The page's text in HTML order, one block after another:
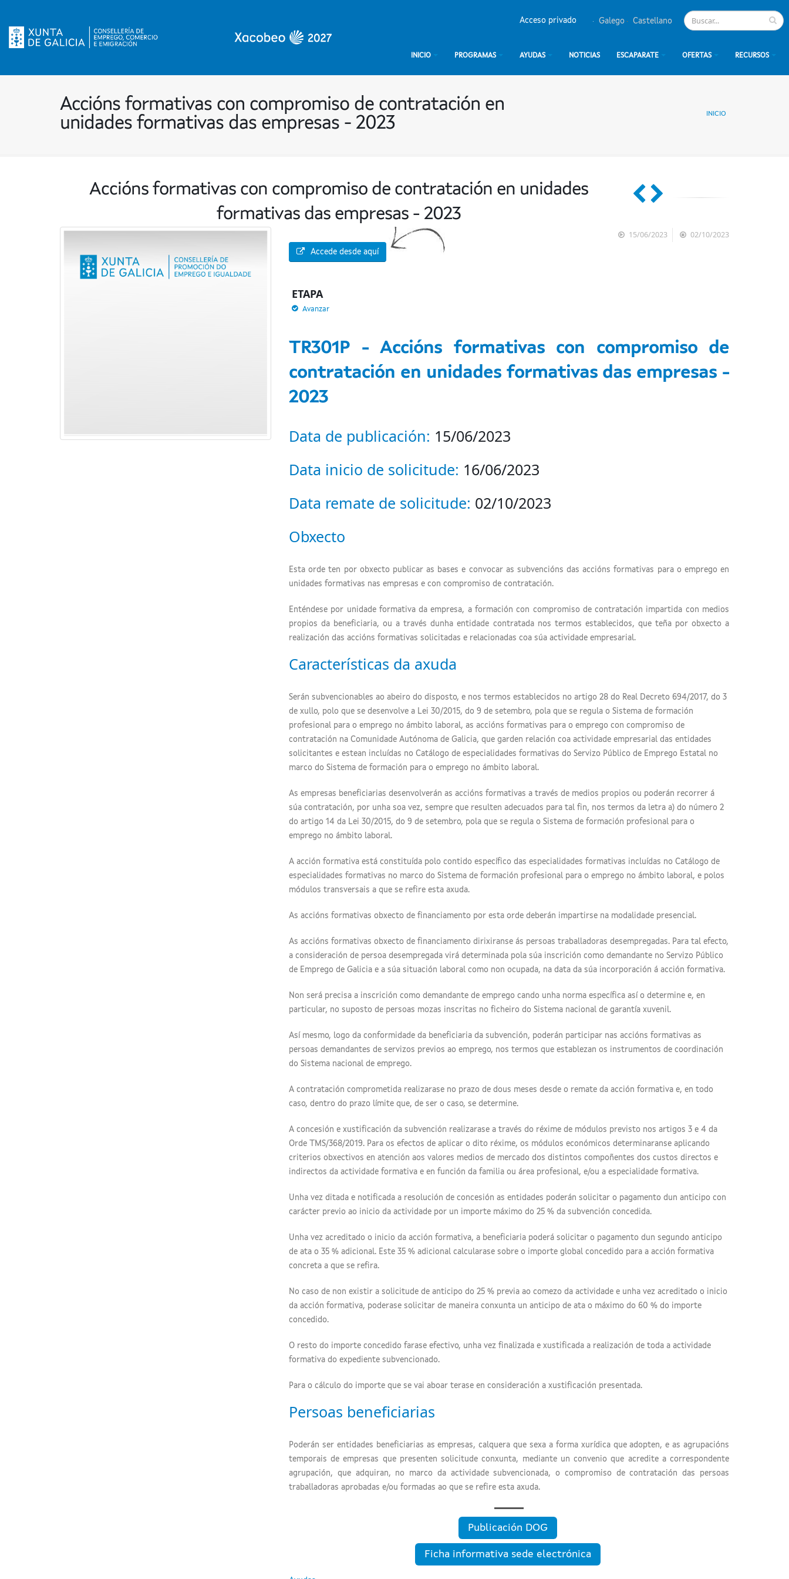
Galego Castellano
Acceso privado
INICIO PROGRAMAS AYUDAS NOTICIAS ESCAPARATE OFERTAS RECURSOS
Accións formativas con compromiso de contratación en
unidades formativas das empresas - 2023
INICIO
Accións formativas con compromiso de contratación en unidades
formativas das empresas - 2023
15/06/2023 02/10/2023
Accede desde aquí
ETAPA
Avanzar
TR301P - Accións formativas con compromiso de
contratación en unidades formativas das empresas -
2023
Data de publicación: 15/06/2023
Data inicio de solicitude: 16/06/2023
Data remate de solicitude: 02/10/2023
Obxecto
Esta orde ten por obxecto publicar as bases e convocar as subvencións das accións formativas para o emprego en
unidades formativas nas empresas e con compromiso de contratación.
Enténdese por unidade formativa da empresa, a formación con compromiso de contratación impartida con medios
propios da beneficiaria, ou a través dunha entidade contratada nos termos establecidos, que teña por obxecto a
realización das accións formativas solicitadas e relacionadas coa súa actividade empresarial.
Características da axuda
Serán subvencionables ao abeiro do disposto, e nos termos establecidos no artigo 28 do Real Decreto 694/2017, do 3
de xullo, polo que se desenvolve a Lei 30/2015, do 9 de setembro, pola que se regula o Sistema de formación
profesional para o emprego no ámbito laboral, as accións formativas para o emprego con compromiso de
contratación na Comunidade Autónoma de Galicia, que garden relación coa actividade empresarial das entidades
solicitantes e estean incluídas no Catálogo de especialidades formativas do Servizo Público de Emprego Estatal no
marco do Sistema de formación para o emprego no ámbito laboral.
As empresas beneficiarias desenvolverán as accións formativas a través de medios propios ou poderán recorrer á
súa contratación, por unha soa vez, sempre que resulten adecuados para tal fin, nos termos da letra a) do número 2
do artigo 14 da Lei 30/2015, do 9 de setembro, pola que se regula o Sistema de formación profesional para o
emprego no ámbito laboral.
A acción formativa está constituída polo contido específico das especialidades formativas incluídas no Catálogo de
especialidades formativas no marco do Sistema de formación profesional para o emprego no ámbito laboral, e polos
módulos transversais a que se refire esta axuda.
As accións formativas obxecto de financiamento por esta orde deberán impartirse na modalidade presencial.
As accións formativas obxecto de financiamento dirixiranse ás persoas traballadoras desempregadas. Para tal efecto,
a consideración de persoa desempregada virá determinada pola súa inscrición como demandante no Servizo Público
de Emprego de Galicia e a súa situación laboral como non ocupada, na data da súa incorporación á acción formativa.
Non será precisa a inscrición como demandante de emprego cando unha norma específica así o determine e, en
particular, no suposto de persoas mozas inscritas no ficheiro do Sistema nacional de garantía xuvenil.
Así mesmo, logo da conformidade da beneficiaria da subvención, poderán participar nas accións formativas as
persoas demandantes de servizos previos ao emprego, nos termos que establezan os instrumentos de coordinación
do Sistema nacional de emprego.
A contratación comprometida realizarase no prazo de dous meses desde o remate da acción formativa e, en todo
caso, dentro do prazo límite que, de ser o caso, se determine.
A concesión e xustificación da subvención realizarase a través do réxime de módulos previsto nos artigos 3 e 4 da
Orde TMS/368/2019. Para os efectos de aplicar o dito réxime, os módulos económicos determinaranse aplicando
criterios obxectivos en atención aos valores medios de mercado dos distintos compoñentes dos custos directos e
indirectos da actividade formativa e en función da familia ou área profesional, e/ou a especialidade formativa.
Unha vez ditada e notificada a resolución de concesión as entidades poderán solicitar o pagamento dun anticipo con
carácter previo ao inicio da actividade por un importe máximo do 25 % da subvención concedida.
Unha vez acreditado o inicio da acción formativa, a beneficiaria poderá solicitar o pagamento dun segundo anticipo
de ata o 35 % adicional. Este 35 % adicional calcularase sobre o importe global concedido para a acción formativa
concreta a que se refira.
No caso de non existir a solicitude de anticipo do 25 % previa ao comezo da actividade e unha vez acreditado o inicio
da acción formativa, poderase solicitar de maneira conxunta un anticipo de ata o máximo do 60 % do importe
concedido.
O resto do importe concedido farase efectivo, unha vez finalizada e xustificada a realización de toda a actividade
formativa do expediente subvencionado.
Para o cálculo do importe que se vai aboar terase en consideración a xustificación presentada.
Persoas beneficiarias
Poderán ser entidades beneficiarias as empresas, calquera que sexa a forma xurídica que adopten, e as agrupacións
temporais de empresas que presenten solicitude conxunta, mediante un convenio que acredite a correspondente
agrupación, que adquiran, no marco da actividade subvencionada, o compromiso de contratación das persoas
traballadoras aprobadas e/ou formadas ao que se refire esta axuda.
Publicación DOG
Ficha informativa sede electrónica